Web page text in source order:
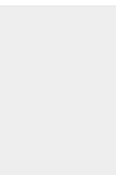
klienta niedostępna